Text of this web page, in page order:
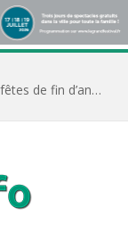
Commerçants, associations… anticipez les fêtes de fin d’année avec Meuz’Info